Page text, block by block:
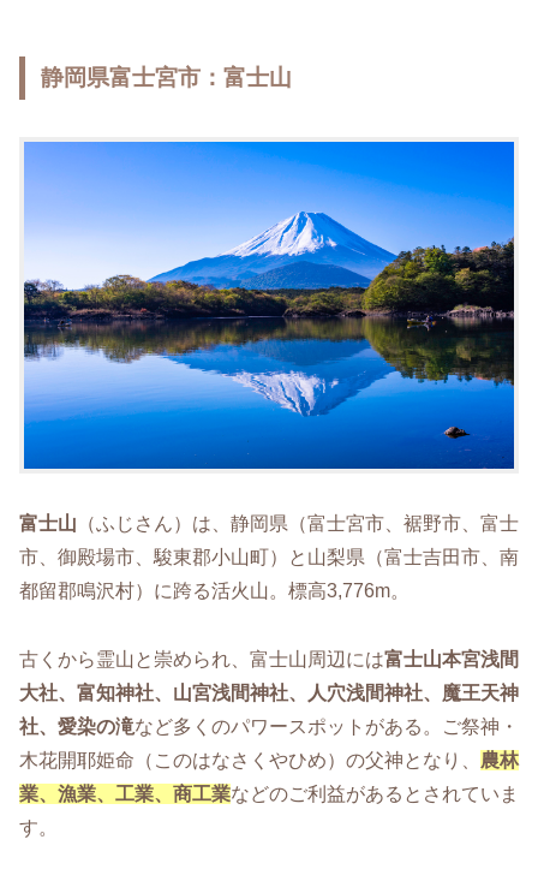
静岡県富士宮市：富士山
富士山 （ふじさん）は、静岡県（富士宮市、裾野市、富士
市、御殿場市、駿東郡小山町）と山梨県（富士吉田市、南
都留郡鳴沢村）に跨る活火山。標高3,776m。
古くから霊山と崇められ、富士山周辺には富士山本宮浅間
大社、富知神社、山宮浅間神社、人穴浅間神社、魔王天神
社、愛染の滝など多くのパワースポットがある。ご祭神・
木花開耶姫命（このはなさくやひめ）の父神となり、 農林
業、漁業、工業、商工業などのご利益があるとされていま
す。